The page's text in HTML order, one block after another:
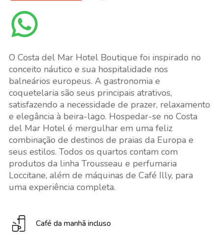
O Costa del Mar Hotel Boutique foi inspirado no
conceito náutico e sua hospitalidade nos
balneários europeus. A gastronomia e
coquetelaria são seus principais atrativos,
satisfazendo a necessidade de prazer, relaxamento
e elegância à beira-lago. Hospedar-se no Costa
del Mar Hotel é mergulhar em uma feliz
combinação de destinos de praias da Europa e
seus estilos. Todos os quartos contam com
produtos da linha Trousseau e perfumaria
Loccitane, além de máquinas de Café Illy, para
uma experiência completa.
Café da manhã incluso